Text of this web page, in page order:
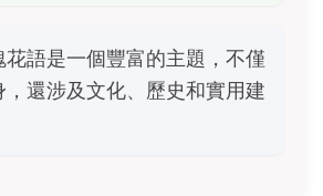
語是一個豐富的主題，不僅
還涉及文化、歷史和實用建